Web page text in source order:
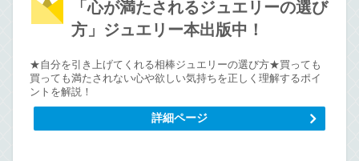
「心が満たされるジュエリーの選び
方」ジュエリー本出版中！
★自分を引き上げてくれる相棒ジュエリーの選び方★買っても
買っても満たされない心や欲しい気持ちを正しく理解するポイ
ントを解説！
詳細ページ